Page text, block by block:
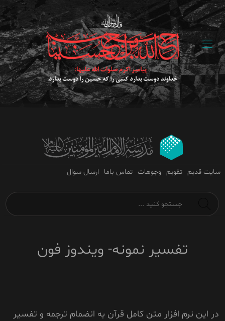
سایت قدیم تقویم وجوهات تماس باما ارسال سوال
تفسیر نمونه- ویندوز فون
در این نرم افزار متن کامل قرآن به انضمام ترجمه و تفسیر